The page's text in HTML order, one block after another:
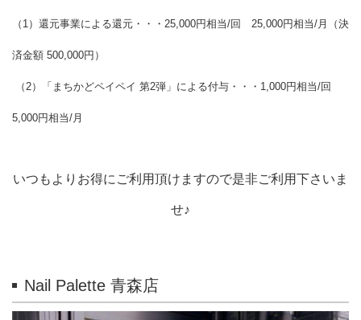
（1）還元事業による還元・・・ 25,000円相当/回 25,000円相当/月（決
済金額 500,000円）
（2）「まちかどペイペイ 第2弾」による付与・・・ 1,000円相当/回
5,000円相当/月
いつもよりお得にご利用頂けますので是非ご利用下さいま
せ♪
Nail Palette 青森店